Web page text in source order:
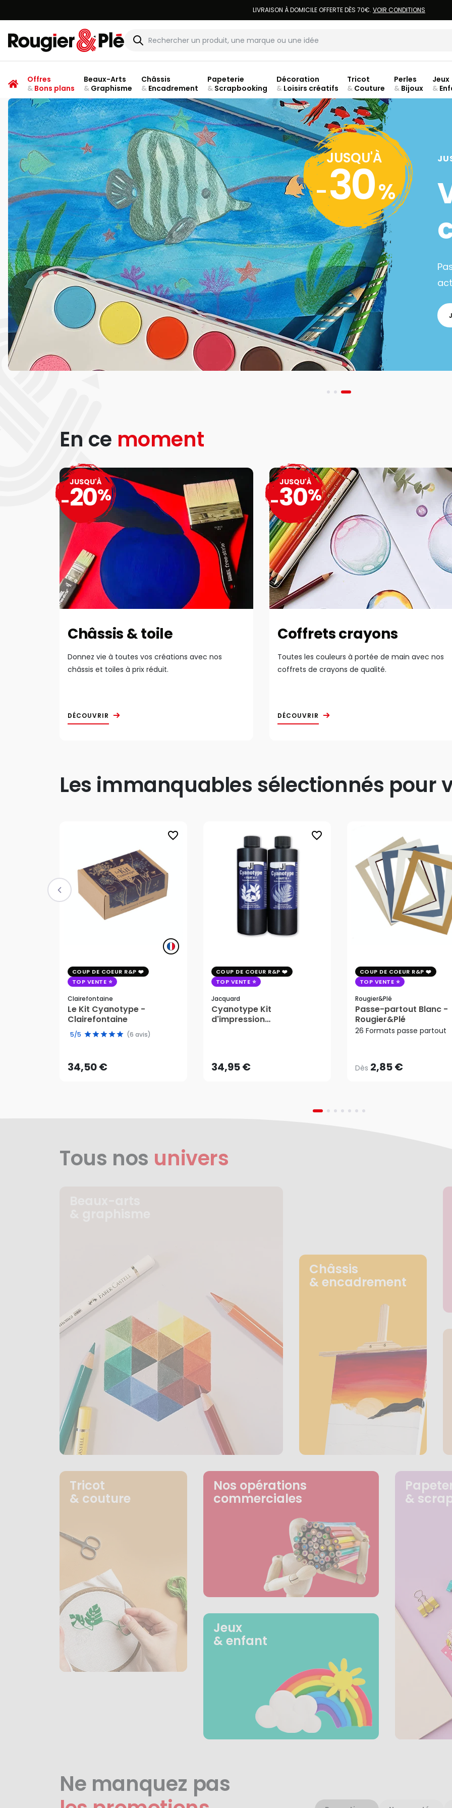
LIVRAISON À DOMICILE OFFERTE DÈS 70€. VOIR CONDITIONS
Rougier & Plé
Offres
&Bons plans
Beaux-Arts
&Graphisme
Châssis
&Encadrement
Papeterie
&Scrapbooking
Décoration
&Loisirs créatifs
Tricot
& Couture
Perles
& Bijoux
Jeux
&
JUSQU'À
-30%
En ce moment
Châssis & toile
Donnez vie à toutes vos créations avec nos
châssis et toiles à prix réduit.
DÉCOUVRIR
JUSQU'À
-20%
Coffrets crayons
Toutes les couleurs à portée de main avec nos
coffrets de crayons de qualité.
DÉCOUVRIR
JUSQU'À
-30%
Les immanquables sélectionnés pour
favorite_border
COUP DE COEUR R&P
TOP VENTE
Clairefontaine
Le Kit Cyanotype -
Clairefontaine
5/5 (6 avis)
34,50 €
34,50 €
AJOUTER AU PANIER
favorite_border
COUP DE COEUR R&P
TOP VENTE
Jacquard
Cyanotype Kit
d'impression
34,95 €AJOUTER AU PANIER
COUP DE COEUR R&P
TOP VENTE
Rougier&plé
Passe-partout Blanc -
Rougier&Plé
26 Formats passe partout
Dès 2,85 €
Dès2,85 €
Tous nos univers
Châssis
& encadrement
Tricot
& couture
Nos opérations
commerciales
Jeux
& enfant
&
Ne manquez pas